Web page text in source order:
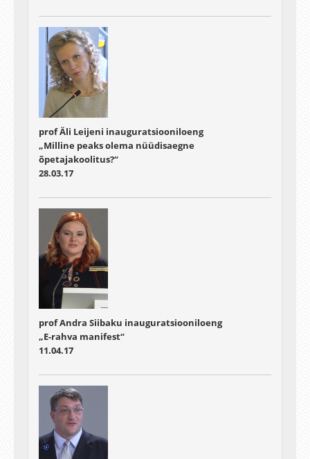
prof Äli Leijeni inauguratsiooniloeng
„Milline peaks olema nüüdisaegne
õpetajakoolitus?“
28.03.17
prof Andra Siibaku inauguratsiooniloeng
„E-rahva manifest“
11.04.17